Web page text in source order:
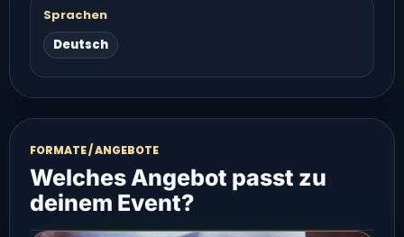
Sprachen
Deutsch
FORMATE / ANGEBOTE
Welches Angebot passt zu
deinem Event?